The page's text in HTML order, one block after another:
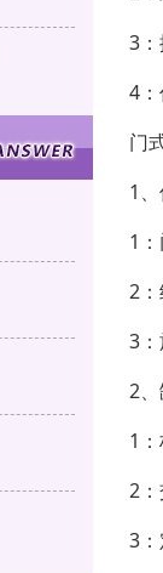
3
4
门
1
1
2
3
2
1
2
3